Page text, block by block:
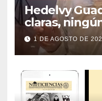
Hedelvy
claras,
conservación
1 DE AGOSTO DE